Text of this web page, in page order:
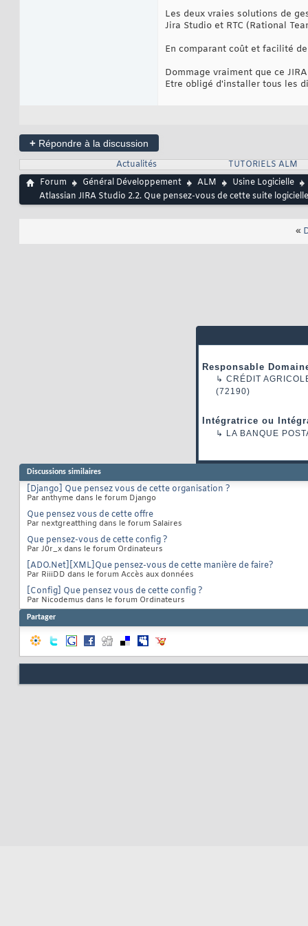
Les deux vraies solutions de
Jira Studio et RTC (Rational
En comparant coût et facilité
Dommage vraiment que ce
Etre obligé d'installer tous les
+ Répondre à la discussion
Actualités
TUTORIELS ALM
Forum
Général Développement ALM
Usine Logicielle
Atlassian JIRA Studio 2.2. Que pensez-vous de cette suite
«
Responsable
↳ CRÉDIT
(72190)
Intégratrice ou
↳ LA BANQUE
Discussions similaires
[Django] Que pensez vous de cette organisation ?
Par anthyme dans le forum Django
Que pensez vous de cette offre
Par nextgreatthing dans le forum Salaires
Que pensez-vous de cette config ?
Par J0r_x dans le forum Ordinateurs
[ADO.Net][XML]Que pensez-vous de cette manière de faire?
Par RiiiDD dans le forum Accès aux données
[Config] Que pensez vous de cette config ?
Par Nicodemus dans le forum Ordinateurs
Partager